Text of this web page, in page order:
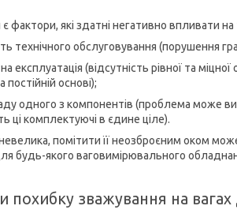
фактори, які здатні негативно впливати
технічного обслуговування (порушення
експлуатація (відсутність рівної та
постійній основі);
одного з компонентів (проблема може
ці комплектуючі в єдине ціле).
помітити її неозброєним оком
будь-якого ваговимірювального
похибку зважування на вагах